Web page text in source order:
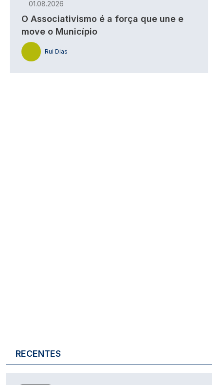
01.08.2026
O Associativismo é a força que une e
move o Município
Rui Dias
RECENTES